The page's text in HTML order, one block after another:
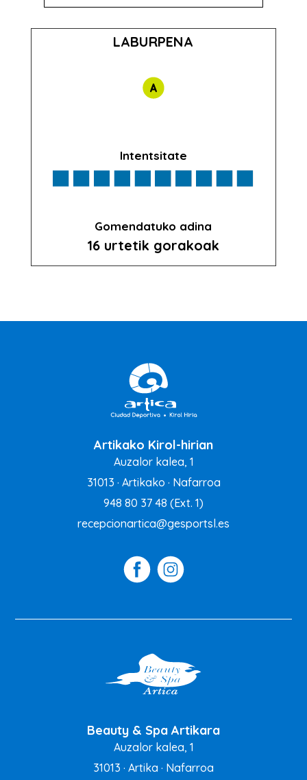
LABURPENA
Intentsitate
Gomendatuko adina
16 urtetik gorakoak
Artikako Kirol-hirian
Auzalor kalea, 1
31013 · Artikako · Nafarroa
948 80 37 48 (Ext. 1)
recepcionartica@gesportsl.es
Beauty & Spa Artikara
Auzalor kalea, 1
31013 · Artika · Nafarroa